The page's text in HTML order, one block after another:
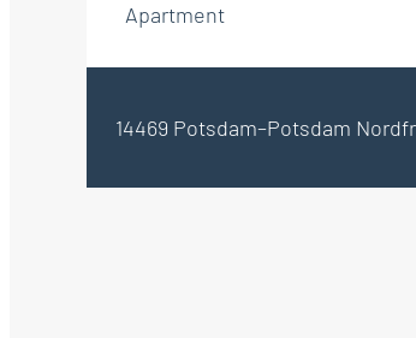
Apartment
14469 Potsdam–Potsdam Nord